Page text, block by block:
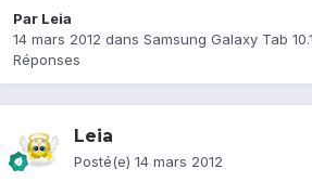
Par Leia
14 mars 2012 dans Samsung Galaxy Tab
Réponses
Leia
Posté(e) 14 mars 2012